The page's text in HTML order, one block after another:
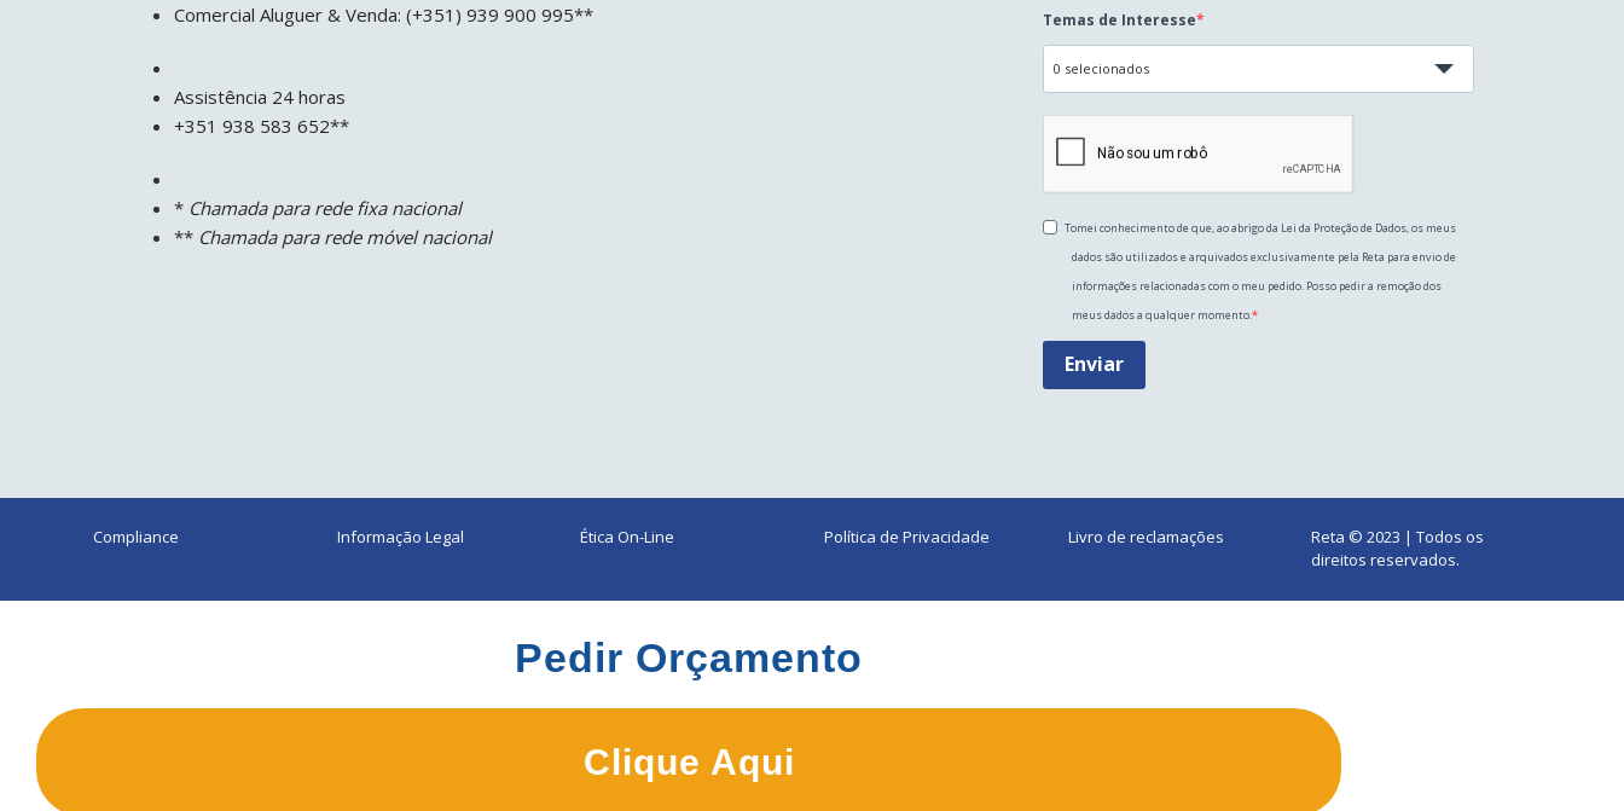
Comercial Aluguer & Venda: (+351) 939 900 995**
Assistência 24 horas
+351 938 583 652**
* Chamada para rede fixa nacional
** Chamada para rede móvel nacional
Temas de Interesse
0 selecionados
Tomei conhecimento de que, ao abrigo da Lei da Proteção de Dados, os meus
dados são utilizados e arquivados exclusivamente pela Reta para envio de
informações relacionadas com o meu pedido. Posso pedir a remoção dos
meus dados a qualquer momento.
Enviar
Compliance Informação Legal Ética On-Line Política de Privacidade Livro de reclamações
Reta © 2023 | Todos os
direitos reservados.
Pedir Orçamento
Clique Aqui